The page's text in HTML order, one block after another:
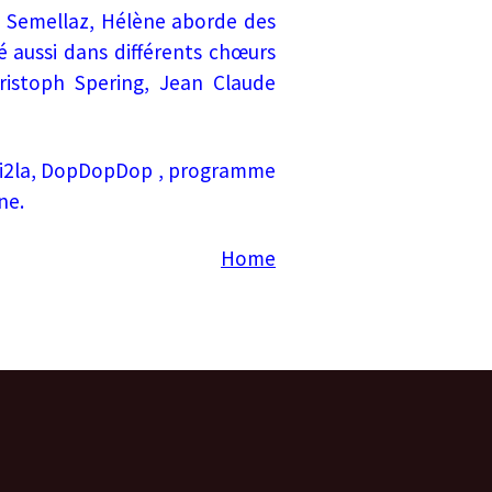
Hélène aborde des
aussi dans différents chœurs
Spering, Jean Claude
DopDopDop , programme
Home